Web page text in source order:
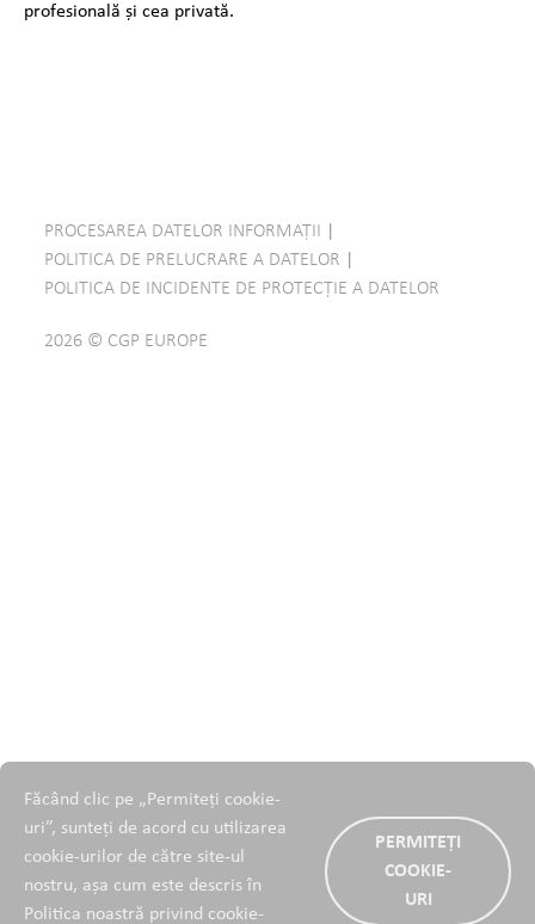
Făcând clic pe „Permiteți cookie-
uri”, sunteți de acord cu utilizarea
cookie-urilor de către site-ul
nostru, așa cum este descris în
Politica noastră privind cookie-
PERMITEȚI
COOKIE-
URI
profesională și cea privată.
2026 © CGP EUROPE
PROCESAREA DATELOR INFORMAȚII
POLITICA DE PRELUCRARE A DATELOR
POLITICA DE INCIDENTE DE PROTECȚIE A DATELOR